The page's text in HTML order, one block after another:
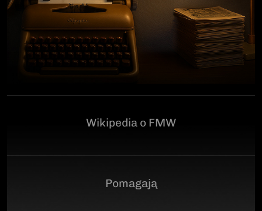
uroczystości:11.00 – Msza Święta w Kościele św.
Brygidy w Gdańsku12.30 – poświęcenie
symbolicznego nagrobka na Cmentarzu
Garnizonowym w GdańskuSerdecznie zapraszamy
Wikipedia o FMW
Pomagają